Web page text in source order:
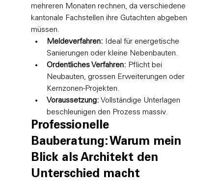
mehreren Monaten rechnen, da verschiedene
kantonale Fachstellen ihre Gutachten abgeben
müssen.
Meldeverfahren: Ideal für energetische
Sanierungen oder kleine Nebenbauten.
Ordentliches Verfahren: Pflicht bei
Neubauten, grossen Erweiterungen oder
Kernzonen-Projekten.
Voraussetzung: Vollständige Unterlagen
beschleunigen den Prozess massiv.
Professionelle
Bauberatung: Warum mein
Blick als Architekt den
Unterschied macht